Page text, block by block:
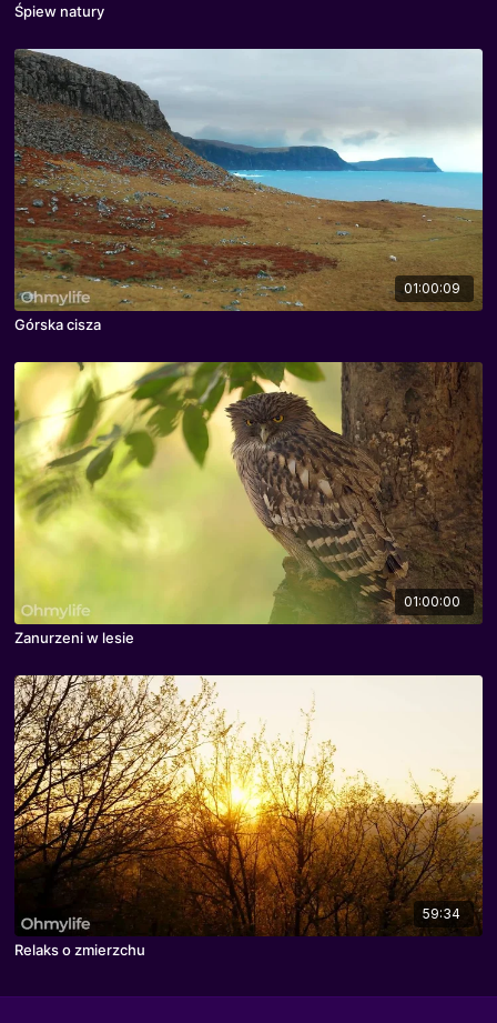
Śpiew natury
01:00:09
Górska cisza
01:00:00
Zanurzeni w lesie
59:34
Relaks o zmierzchu